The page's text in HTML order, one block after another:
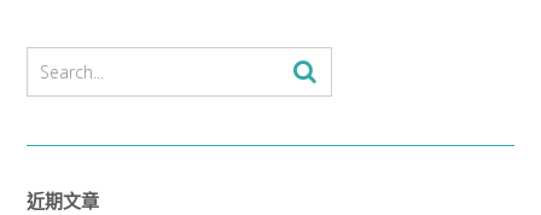
近期文章